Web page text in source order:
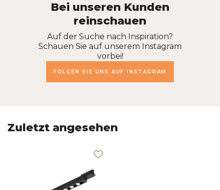
Bei unseren Kunden
reinschauen
Auf der Suche nach Inspiration?
Schauen Sie auf unserem Instagram
vorbei!
FOLGEN SIE UNS AUF INSTAGRAM
Zuletzt angesehen